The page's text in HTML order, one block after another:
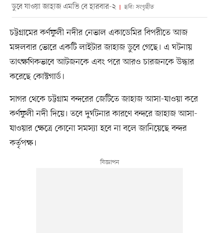
ডুবে যাওয়া জাহাজ এমভি বে হারবার-২ ছবি: সংগৃহীত
চট্টগ্রামের কর্ণফুলী নদীর নেভাল একাডেমির বিপরীতে আজ
মঙ্গলবার ভোরে একটি লাইটার জাহাজ ডুবে গেছে। এ ঘটনায়
তাৎক্ষণিকভাবে আটজনকে এবং পরে আরও চারজনকে উদ্ধার
করেছে কোস্টগার্ড।
সাগর থেকে চট্টগ্রাম বন্দরের জেটিতে জাহাজ আসা-যাওয়া করে
কর্ণফুলী নদী দিয়ে। তবে দুর্ঘটনার কারণে বন্দরে জাহাজ আসা-
যাওয়ার ক্ষেত্রে কোনো সমস্যা হবে না বলে জানিয়েছে বন্দর
কর্তৃপক্ষ।